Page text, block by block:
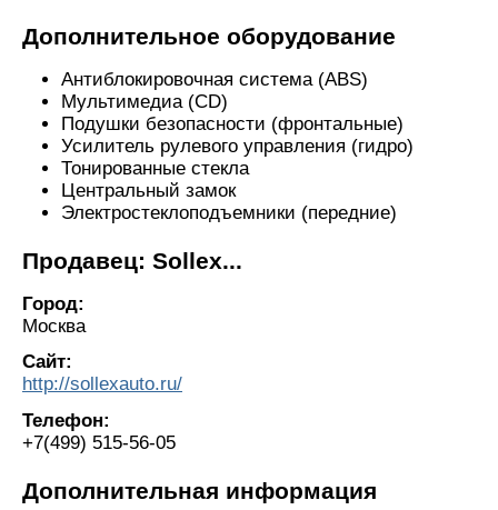
Дополнительное оборудование
Антиблокировочная система (ABS)
Мультимедиа (CD)
Подушки безопасности (фронтальные)
Усилитель рулевого управления (гидро)
Тонированные стекла
Центральный замок
Электростеклоподъемники (передние)
Продавец: Sollex...
Город:
Москва
Сайт:
http://sollexauto.ru/
Телефон:
+7(499) 515-56-05
Дополнительная информация